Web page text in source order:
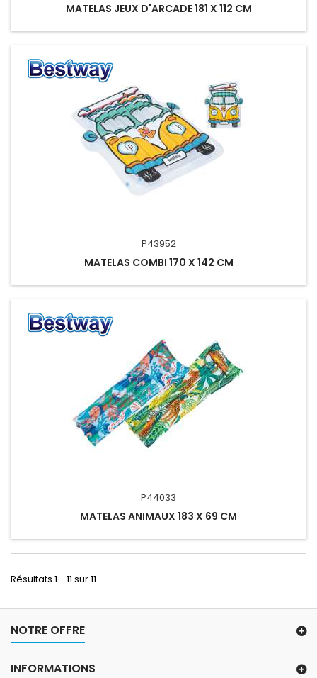
MATELAS JEUX D'ARCADE 181 X 112 CM
P43952
MATELAS COMBI 170 X 142 CM
P44033
MATELAS ANIMAUX 183 X 69 CM
Résultats 1 - 11 sur 11.
NOTRE OFFRE
INFORMATIONS